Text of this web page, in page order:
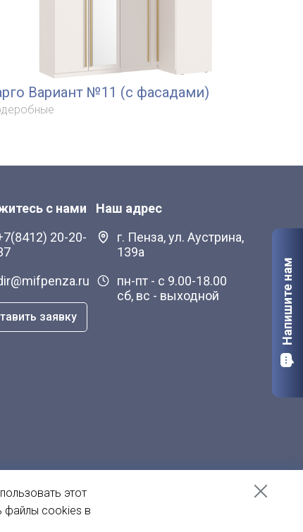
Вариант №11 (с фасадами)
с нами
20-20-
заявку
Наш адрес
г. Пенза, ул. Аустрина,
139а
пн-пт - с 9.00-18.00
сб, вс - выходной
Напишите нам
этот
файлы cookies в